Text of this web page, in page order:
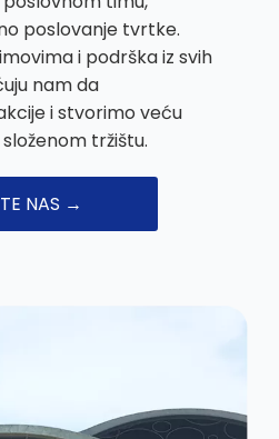
poslovanje tvrtke.
i podrška iz svih
nam da
i stvorimo veću
tržištu.
NAS →